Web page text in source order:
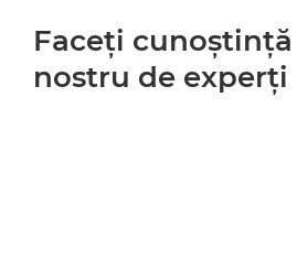
PREZENTARE GENERALĂ
RAPORTUL DUMNEAVOASTRĂ
Faceţi
nostru de experţi